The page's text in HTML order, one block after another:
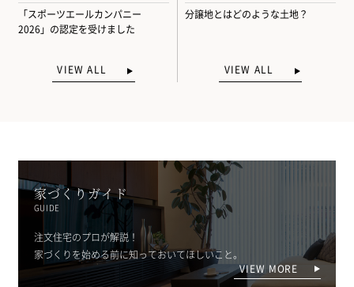
「スポーツエールカンパニー
2026」の認定を受けました
VIEW ALL
分譲地とはどのような土地？
VIEW ALL
家づくりガイド
GUIDE
注文住宅のプロが解説！
家づくりを始める前に知っておいてほしいこと。
VIEW MORE